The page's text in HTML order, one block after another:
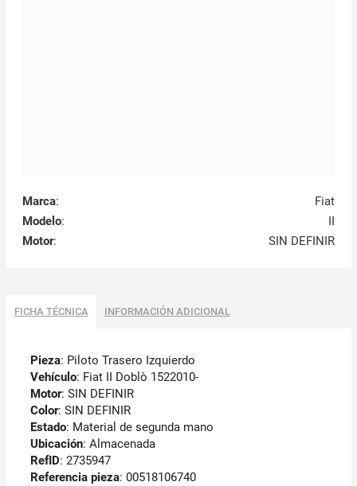
Marca:
Fiat
Modelo:
II
Motor: SIN DEFINIR
FICHA TÉCNICA INFORMACIÓN ADICIONAL
Pieza: Piloto Trasero Izquierdo
Vehículo: Fiat II Doblò 1522010-
Motor: SIN DEFINIR
Color: SIN DEFINIR
Estado: Material de segunda mano
Ubicación: Almacenada
RefID: 2735947
Referencia pieza: 00518106740